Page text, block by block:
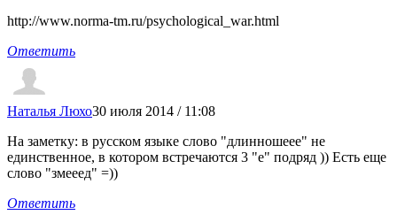
http://www.norma-tm.ru/psychological_war.html
Ответить
Наталья Люхо30 июля 2014 / 11:08
На заметку: в русском языке слово "длинношеее" не
единственное, в котором встречаются 3 "е" подряд )) Есть еще
слово "змееед" =))
Ответить